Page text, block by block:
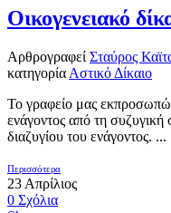
Οικογενειακό
Αρθρογραφεί Σταύρος
κατηγορία Αστικό Δίκαιο
Το γραφείο μας
ενάγοντος από τη
διαζυγίου του ενάγοντος. ...
Περισσότερα
23 Απρίλιος
0 Σχόλια